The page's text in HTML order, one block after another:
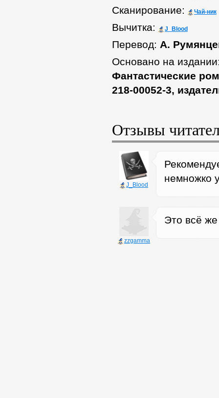
Сканирование:
Чай-ник
Вычитка: J_Blood
Перевод: А.
Основано на
Фантастические
218-00052-3,
Отзывы
J_Blood
немножко
zzgamma
Это всё